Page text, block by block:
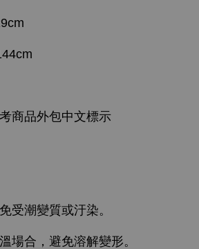
商品外包中文標示
受潮變質或汙染。
場合，避免溶解變形。